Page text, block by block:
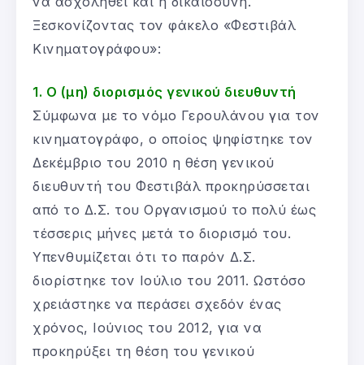
Ξεσκονίζοντας τον φάκελο «Φεστιβάλ
Κινηματογράφου»:
1. Ο (μη) διορισμός γενικού διευθυντή
Σύμφωνα με το νόμο Γερουλάνου για τον
κινηματογράφο, ο οποίος ψηφίστηκε τον
Δεκέμβριο του 2010 η θέση γενικού
διευθυντή του Φεστιβάλ προκηρύσσεται
από το Δ.Σ. του Οργανισμού το πολύ έως
τέσσερις μήνες μετά το διορισμό του.
Υπενθυμίζεται ότι το παρόν Δ.Σ.
διορίστηκε τον Ιούλιο του 2011. Ωστόσο
χρειάστηκε να περάσει σχεδόν ένας
χρόνος, Ιούνιος του 2012, για να
προκηρύξει τη θέση του γενικού